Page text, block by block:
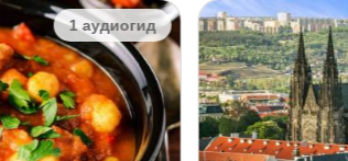
1 аудиогид